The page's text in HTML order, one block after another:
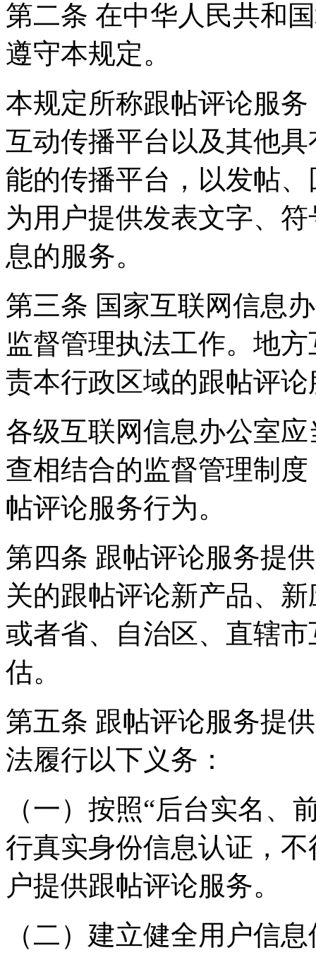
第二条 在中华人民共和
遵守本规定。
本规定所称跟帖评论服
互动传播平台以及其他
能的传播平台，以发帖
为用户提供发表文字、
息的服务。
第三条 国家互联网信息
监督管理执法工作。地
责本行政区域的跟帖评
各级互联网信息办公室
查相结合的监督管理制
帖评论服务行为。
第四条 跟帖评论服务提
关的跟帖评论新产品、
或者省、自治区、直辖
估。
第五条 跟帖评论服务提
法履行以下义务：
（一）按照“后台实名、
行真实身份信息认证，
户提供跟帖评论服务。
（二）建立健全用户信